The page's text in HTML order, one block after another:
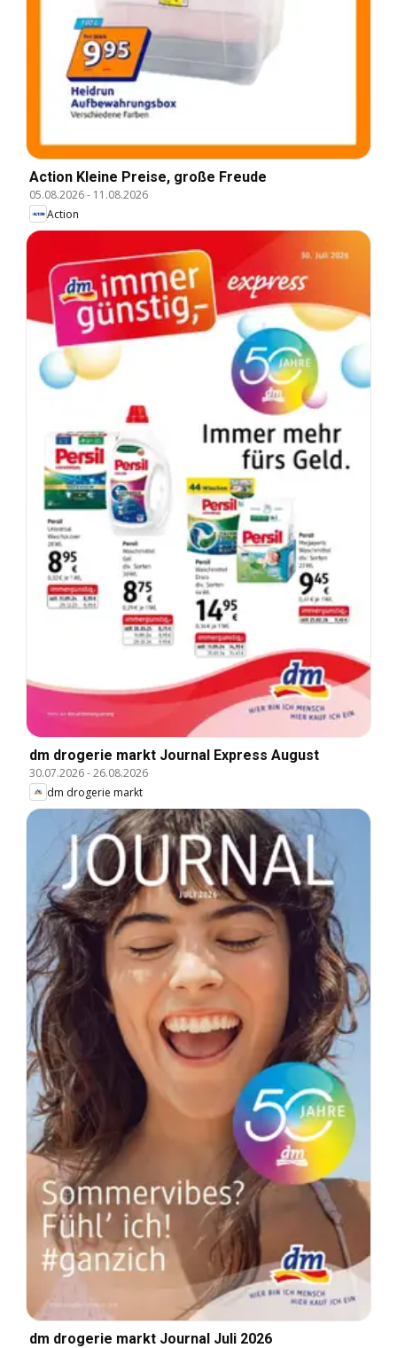
Action Kleine Preise, große Freude
05.08.2026- 11.08.2026
Action
dm drogerie markt Journal Express August
30.07.2026-26.08.2026
dm drogerie markt
dm drogerie markt Journal Juli 2026